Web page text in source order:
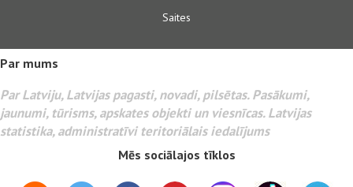
Saites
Par mums
Par Latviju, Latvijas pagasti, novadi, pilsētas. Pasākumi,
jaunumi, tūrisms, apskates objekti un viesnīcas. Latvijas
statistika, administratīvi teritoriālais iedalījums
Mēs sociālajos tīklos